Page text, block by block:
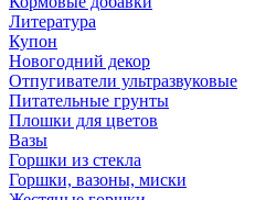
Литература
Купон
Новогодний декор
Отпугиватели ультразвуковые
Питательные грунты
Плошки для цветов
Вазы
Горшки из стекла
Горшки, вазоны, миски